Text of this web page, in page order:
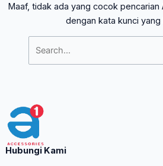
Maaf, tidak ada yang cocok pencarian
dengan kata kunci
Hubungi Kami